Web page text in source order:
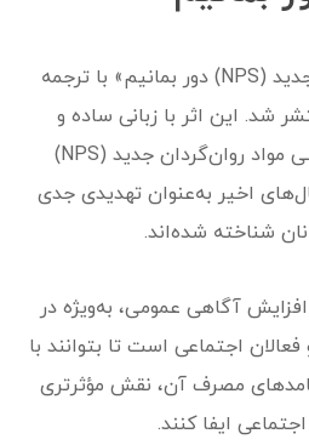
کتاب «از مواد روان‌گردان جدید (NPS) دور بمانیم» با ترجمه
شد. این اثر با زبانی ساده و
قابل فهم، به معرفی و بررسی مواد روان‌گردان جدید (NPS)
اخیر به‌عنوان تهدیدی جدی
شناخته شده‌اند.
آگاهی عمومی، به‌ویژه در
فعالان اجتماعی است تا بتوانند با
مصرف آن، نقش مؤثرتری
ایفا کنند.